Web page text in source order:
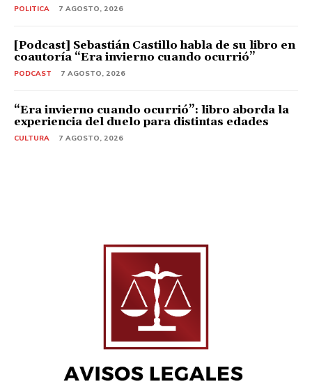
POLITICA 7 AGOSTO, 2026
[Podcast] Sebastián Castillo habla de su libro en
coautoría “Era invierno cuando ocurrió”
PODCAST 7 AGOSTO, 2026
“Era invierno cuando ocurrió”: libro aborda la
experiencia del duelo para distintas edades
CULTURA 7 AGOSTO, 2026